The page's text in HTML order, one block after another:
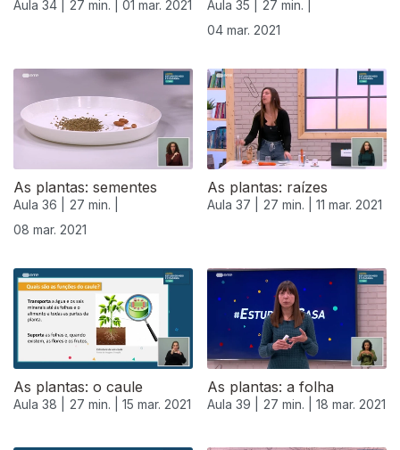
Aula 34 | 27 min. | 01 mar. 2021 Aula 35 |
27 min. |
04 mar. 2021
As plantas: sementes
Aula 36 |
27 min. |
08 mar. 2021
As plantas: raízes
Aula 37 | 27 min. | 11 mar. 2021
As plantas: o caule
Aula 38 | 27 min. | 15 mar. 2021
As plantas: a folha
Aula 39 | 27 min. | 18 mar. 2021